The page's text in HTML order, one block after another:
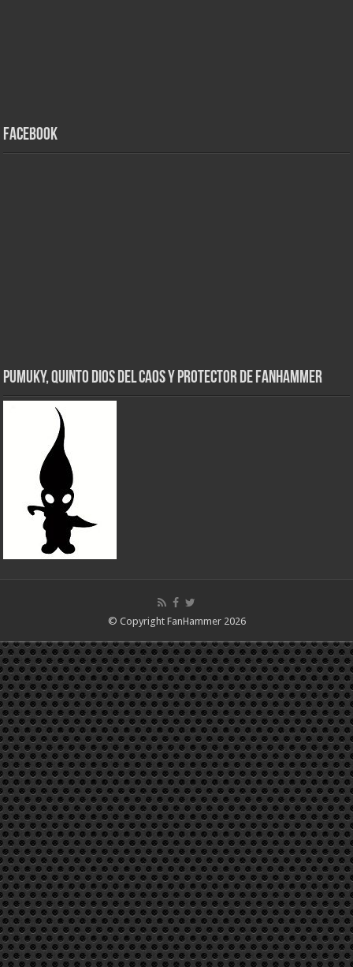
Facebook
Pumuky, Quinto Dios del Caos y Protector de FanHammer
© Copyright FanHammer 2026